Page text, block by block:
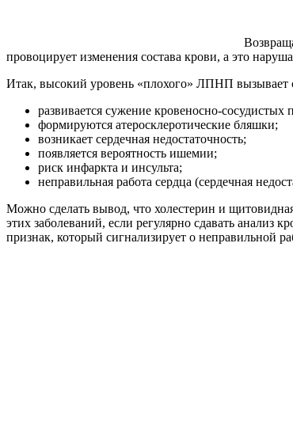
провоцирует изменения состава крови, а это
Итак, высокий уровень «плохого» ЛПНП
развивается сужение кровеносно-сосудистых
формируются атеросклеротические бляшки;
возникает сердечная недостаточность;
появляется вероятность ишемии;
риск инфаркта и инсульта;
неправильная работа сердца (сердечная
Можно сделать вывод, что холестерин и
этих заболеваний, если регулярно сдавать
признак, который сигнализирует о неправильной